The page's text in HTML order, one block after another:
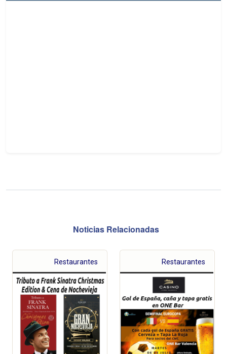
Noticias Relacionadas
Restaurantes Restaurantes